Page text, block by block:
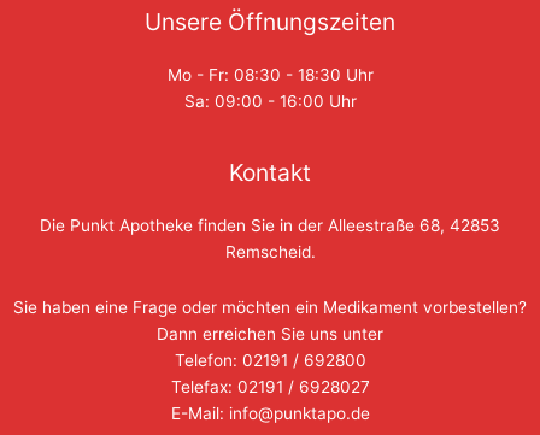
Unsere Öffnungszeiten
Mo - Fr: 08:30 - 18:30 Uhr
Sa: 09:00 - 16:00 Uhr
Kontakt
Die Punkt Apotheke finden Sie in der Alleestraße 68, 42853
Remscheid.
Sie haben eine Frage oder möchten ein Medikament vorbestellen?
Dann erreichen Sie uns unter
Telefon: 02191 / 692800
Telefax: 02191 / 6928027
E-Mail: info@punktapo.de